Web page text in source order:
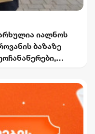
იალნოს
ბაზაზე